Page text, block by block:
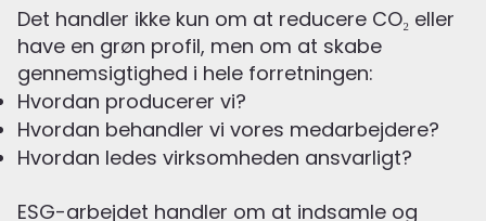
Det handler ikke kun om at reducere CO₂ eller
have en grøn profil, men om at skabe
gennemsigtighed i hele forretningen:
Hvordan producerer vi?
Hvordan behandler vi vores medarbejdere?
Hvordan ledes virksomheden ansvarligt?
ESG-arbejdet handler om at indsamle og